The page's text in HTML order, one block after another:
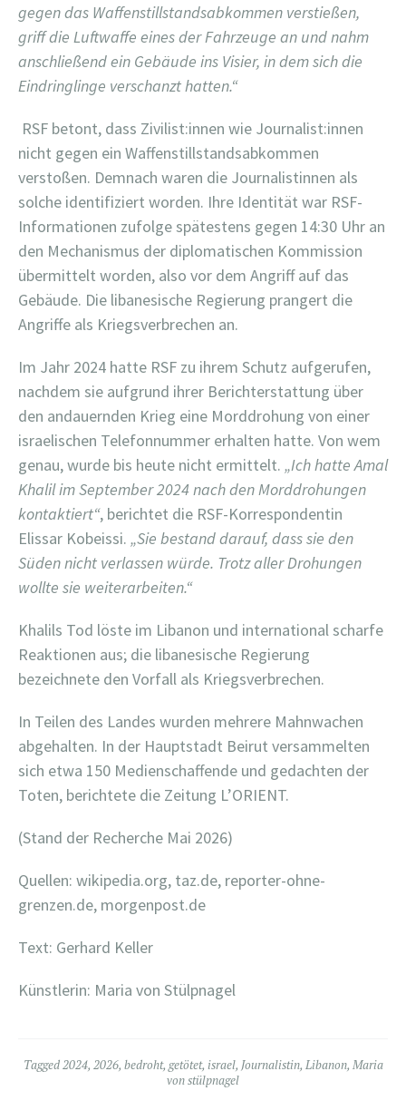
gegen das Waffenstillstandsabkommen verstießen,
griff die Luftwaffe eines der Fahrzeuge an und nahm
anschließend ein Gebäude ins Visier, in dem sich die
Eindringlinge verschanzt hatten.“
RSF betont, dass Zivilist:innen wie Journalist:innen
nicht gegen ein Waffenstillstandsabkommen
verstoßen. Demnach waren die Journalistinnen als
solche identifiziert worden. Ihre Identität war RSF-
Informationen zufolge spätestens gegen 14:30 Uhr an
den Mechanismus der diplomatischen Kommission
übermittelt worden, also vor dem Angriff auf das
Gebäude. Die libanesische Regierung prangert die
Angriffe als Kriegsverbrechen an.
Im Jahr 2024 hatte RSF zu ihrem Schutz aufgerufen,
nachdem sie aufgrund ihrer Berichterstattung über
den andauernden Krieg eine Morddrohung von einer
israelischen Telefonnummer erhalten hatte. Von wem
genau, wurde bis heute nicht ermittelt. „Ich hatte Amal
Khalil im September 2024 nach den Morddrohungen
kontaktiert“, berichtet die RSF-Korrespondentin
Elissar Kobeissi. „Sie bestand darauf, dass sie den
Süden nicht verlassen würde. Trotz aller Drohungen
wollte sie weiterarbeiten.“
Khalils Tod löste im Libanon und international scharfe
Reaktionen aus; die libanesische Regierung
bezeichnete den Vorfall als Kriegsverbrechen.
In Teilen des Landes wurden mehrere Mahnwachen
abgehalten. In der Hauptstadt Beirut versammelten
sich etwa 150 Medienschaffende und gedachten der
Toten, berichtete die Zeitung L’ORIENT.
(Stand der Recherche Mai 2026)
Quellen: wikipedia.org, taz.de, reporter-ohne-
grenzen.de, morgenpost.de
Text: Gerhard Keller
Künstlerin: Maria von Stülpnagel
Tagged2024, 2026, bedroht, getötet, israel, Journalistin, Libanon, Maria
von stülpnagel